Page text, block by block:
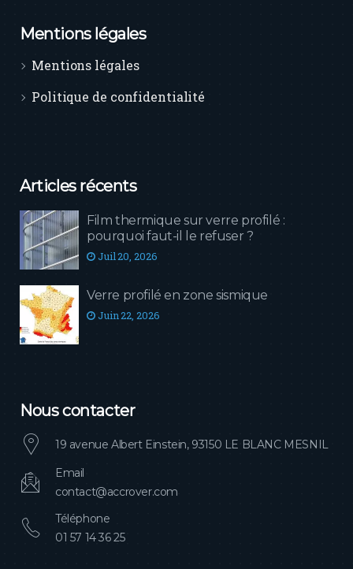
Mentions légales
Mentions légales
Politique de confidentialité
Articles récents
Film thermique sur verre profilé :
pourquoi faut-il le refuser ?
Juil 20, 2026
Verre profilé en zone sismique
Juin 22, 2026
Nous contacter
19 avenue Albert Einstein, 93150 LE BLANC MESNIL
Email
contact@accrover.com
Téléphone
01 57 14 36 25